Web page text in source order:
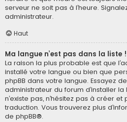
serveur ne soit pas à l’heure.
administrateur.
Haut
Ma langue n’est pas dans la liste !
La raison la plus probable est que
installé votre langue ou bien que
phpBB dans votre langue. Essayez
administrateur du forum d’installer
n’existe pas, n’hésitez pas à créer
traduction. Vous trouverez plus
de phpBB®.